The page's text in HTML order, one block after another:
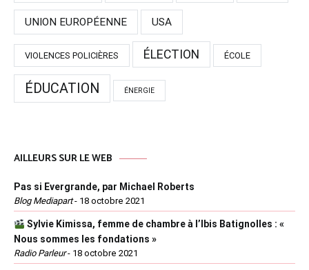
UNION EUROPÉENNE USA
VIOLENCES POLICIÈRES ÉLECTION ÉCOLE
ÉDUCATION ÉNERGIE
AILLEURS SUR LE WEB
Pas si Evergrande, par Michael Roberts
Blog Mediapart- 18 octobre 2021
Sylvie Kimissa, femme de chambre à l’Ibis Batignolles : «
Nous sommes les fondations »
Radio Parleur- 18 octobre 2021